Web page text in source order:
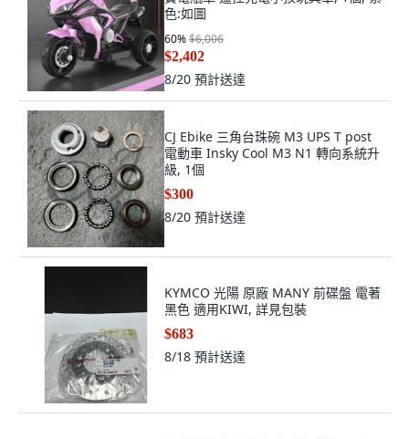
色:如圖
60%$6,006
$2,402
8/20 預計送達
CJ Ebike 三角台珠碗 M3 UPS T post
電動車 Insky Cool M3 N1 轉向系統升
級, 1個
$300
8/20 預計送達
KYMCO 光陽 原廠 MANY 前碟盤 電著
黑色 適用KIWI, 詳見包裝
$683
8/18 預計送達